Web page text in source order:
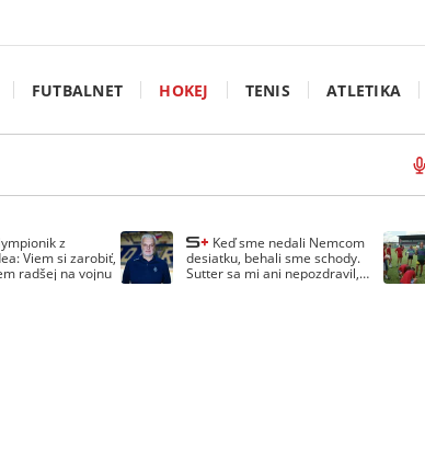
FUTBALNET HOKEJ TENIS ATLETIKA
z
Viem si zarobiť,
radšej na vojnu
Keď sme nedali Nemcom
desiatku, behali sme schody.
Sutter sa mi ani nepozdravil,